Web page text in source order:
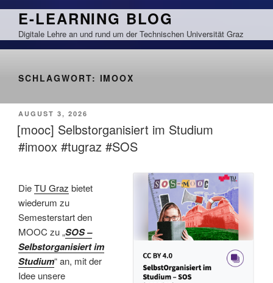
Zum
springen
E-LEARNING BLOG
Digitale Lehre an und rund um der Technischen Universität Graz
SCHLAGWORT: IMOOX
VERÖFFENTLICHT
AM
AUGUST 3, 2026
[mooc] Selbstorganisiert im Studium
#imoox #tugraz #SOS
DieTU Graz bietet
wiederum zu
Semesterstart den
MOOC zu „SOS –
Selbstorganisiert im
Studium“ an, mit der
Idee unsere